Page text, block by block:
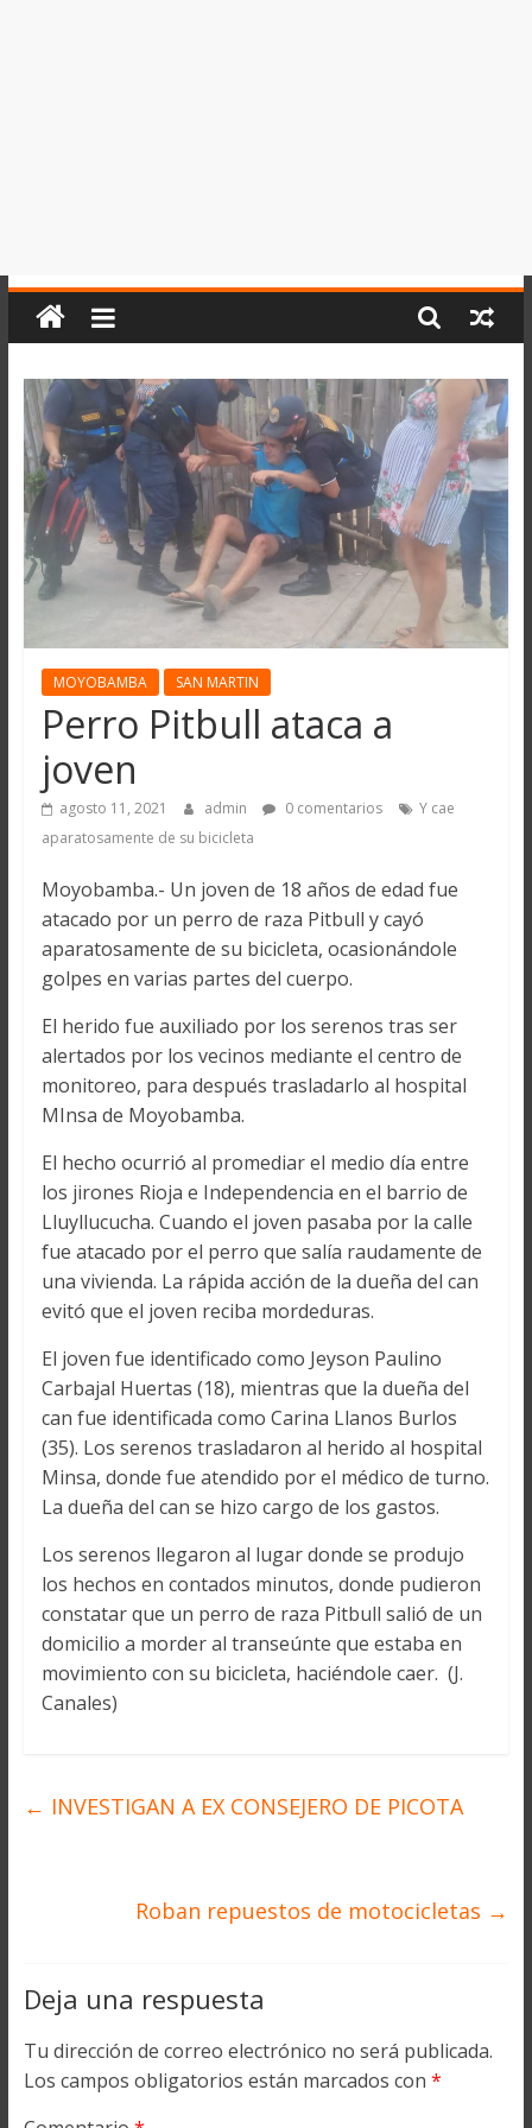
MOYOBAMBA SAN MARTIN
Perro Pitbull ataca a
joven
agosto 11, 2021 admin 0 comentarios
Y cae
aparatosamente de su bicicleta
Moyobamba.- Un joven de 18 años de edad fue
atacado por un perro de raza Pitbull y cayó
aparatosamente de su bicicleta, ocasionándole
golpes en varias partes del cuerpo.
El herido fue auxiliado por los serenos tras ser
alertados por los vecinos mediante el centro de
monitoreo, para después trasladarlo al hospital
MInsa de Moyobamba.
El hecho ocurrió al promediar el medio día entre
los jirones Rioja e Independencia en el barrio de
Lluyllucucha. Cuando el joven pasaba por la calle
fue atacado por el perro que salía raudamente de
una vivienda. La rápida acción de la dueña del can
evitó que el joven reciba mordeduras.
El joven fue identificado como Jeyson Paulino
Carbajal Huertas (18), mientras que la dueña del
can fue identificada como Carina Llanos Burlos
(35). Los serenos trasladaron al herido al hospital
Minsa, donde fue atendido por el médico de turno.
La dueña del can se hizo cargo de los gastos.
Los serenos llegaron al lugar donde se produjo
los hechos en contados minutos, donde pudieron
constatar que un perro de raza Pitbull salió de un
domicilio a morder al transeúnte que estaba en
movimiento con su bicicleta, haciéndole caer. (J.
Canales)
← INVESTIGAN A EX CONSEJERO DE PICOTA
Roban repuestos de motocicletas →
Deja una respuesta
Tu dirección de correo electrónico no será publicada.
Los campos obligatorios están marcados con *